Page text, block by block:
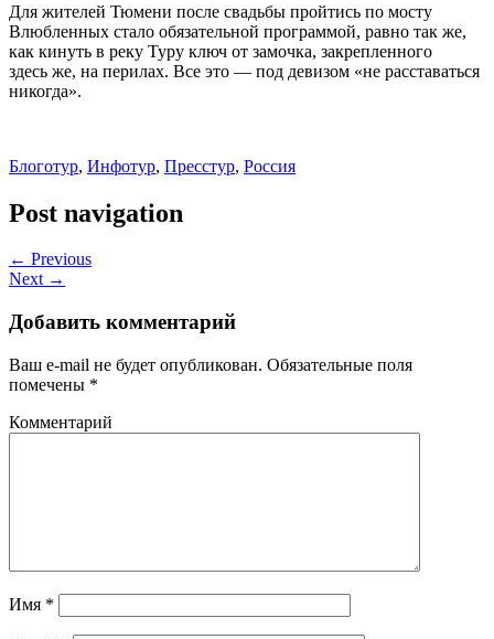
Для жителей Тюмени после свадьбы пройтись по мосту
Влюбленных стало обязательной программой, равно так же,
как кинуть в реку Туру ключ от замочка, закрепленного
здесь же, на перилах. Все это — под девизом «не расставаться
никогда».
Блоготур, Инфотур, Пресстур, Россия
Post navigation
← Previous
Next →
Добавить комментарий
Ваш e-mail не будет опубликован. Обязательные поля
помечены *
Комментарий
Имя *